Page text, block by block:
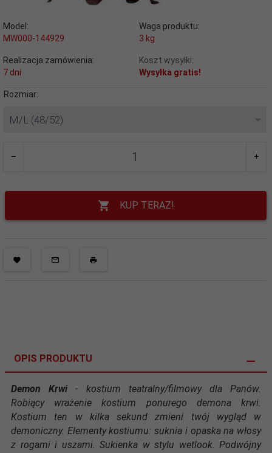
Model:
MW000-144929
Waga produktu:
3 kg
Realizacja zamówienia:
7 dni
Koszt wysyłki:
Wysyłka gratis!
Rozmiar:
M/L (48/52)
KUP TERAZ!
OPIS PRODUKTU
Demon Krwi- kostium teatralny/filmowy dla Panów.
Robiący wrażenie kostium ponurego demona krwi.
Kostium ten w kilka sekund zmieni twój wygląd w
demoniczny. Elementy kostiumu: suknia i opaska na włosy
z rogami i uszami. Sukienka w stylu wetlook. Podwójny